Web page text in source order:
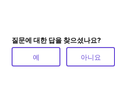
질문에 대한 답을 찾으셨나요?
예 아니요